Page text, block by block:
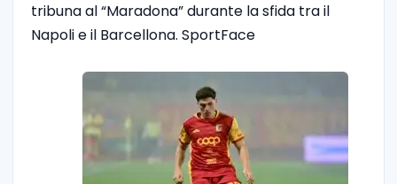
tribuna al “Maradona” durante la sfida tra il
Napoli e il Barcellona. SportFace